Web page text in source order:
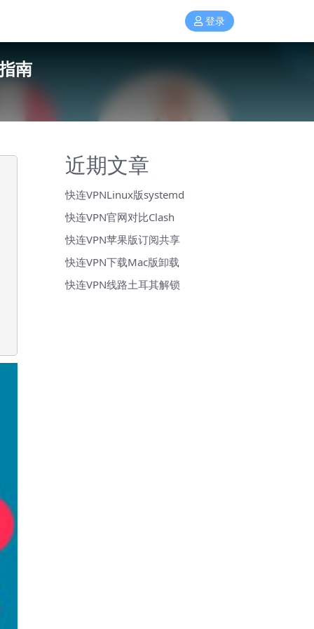
登录
南
近期文章
快连VPNLinux版systemd
快连VPN官网对比Clash
快连VPN苹果版订阅共享
快连VPN下载Mac版卸载
快连VPN线路土耳其解锁